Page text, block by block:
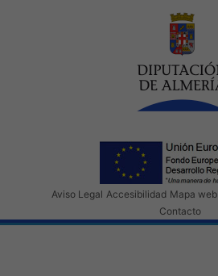
Aviso Legal Accesibilidad Mapa web
Contacto